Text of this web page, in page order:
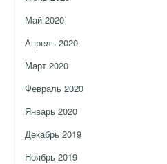
Май 2020
Апрель 2020
Март 2020
Февраль 2020
Январь 2020
Декабрь 2019
Ноябрь 2019